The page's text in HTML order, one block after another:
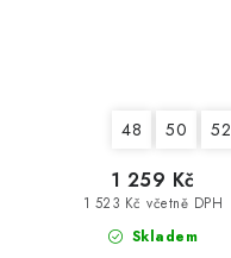
48 50 52
Skladem
1 523 Kč včetně DPH
1 259 Kč